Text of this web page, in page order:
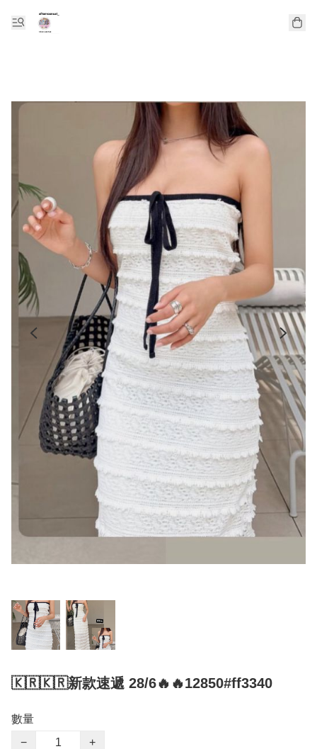
🇰🇷🇰🇷新款速遞 28/6🔥🔥12850#ff3340
數量
−
+